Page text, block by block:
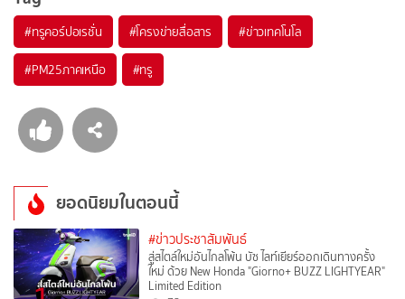
#ทรูคอร์ปอเรชั่น #โครงข่ายสื่อสาร #ข่าวเทคโนโล
#PM25ภาคเหนือ #ทรู
ยอดนิยมในตอนนี้
#ข่าวประชาสัมพันธ์
สู่สไตล์ใหม่อันไกลโพ้น บัซ ไลท์เยียร์ออกเดินทางครั้ง
ใหม่ ด้วย New Honda "Giorno+ BUZZ LIGHTYEAR"
Limited Edition